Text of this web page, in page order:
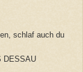
schlaf auch du
DESSAU